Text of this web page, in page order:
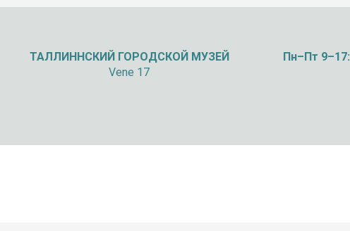
ТАЛЛИННСКИЙ ГОРОДСКОЙ МУЗЕЙ
Vene 17
Пн–Пт 9–17: